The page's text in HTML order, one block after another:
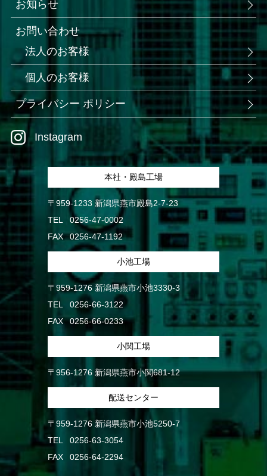
Instagram
お知らせ
お問い合わせ
法人のお客様
個人のお客様
プライバシー ポリシー
本社・殿島工場
〒959-1233 新潟県燕市殿島2-7-23
TEL
0256-47-0002
FAX
0256-47-1192
小池工場
〒959-1276 新潟県燕市小池3330-3
TEL
0256-66-3122
FAX
0256-66-0233
小関工場
〒956-1276 新潟県燕市小関681-12
配送センター
〒959-1276 新潟県燕市小池5250-7
TEL
0256-63-3054
FAX
0256-64-2294